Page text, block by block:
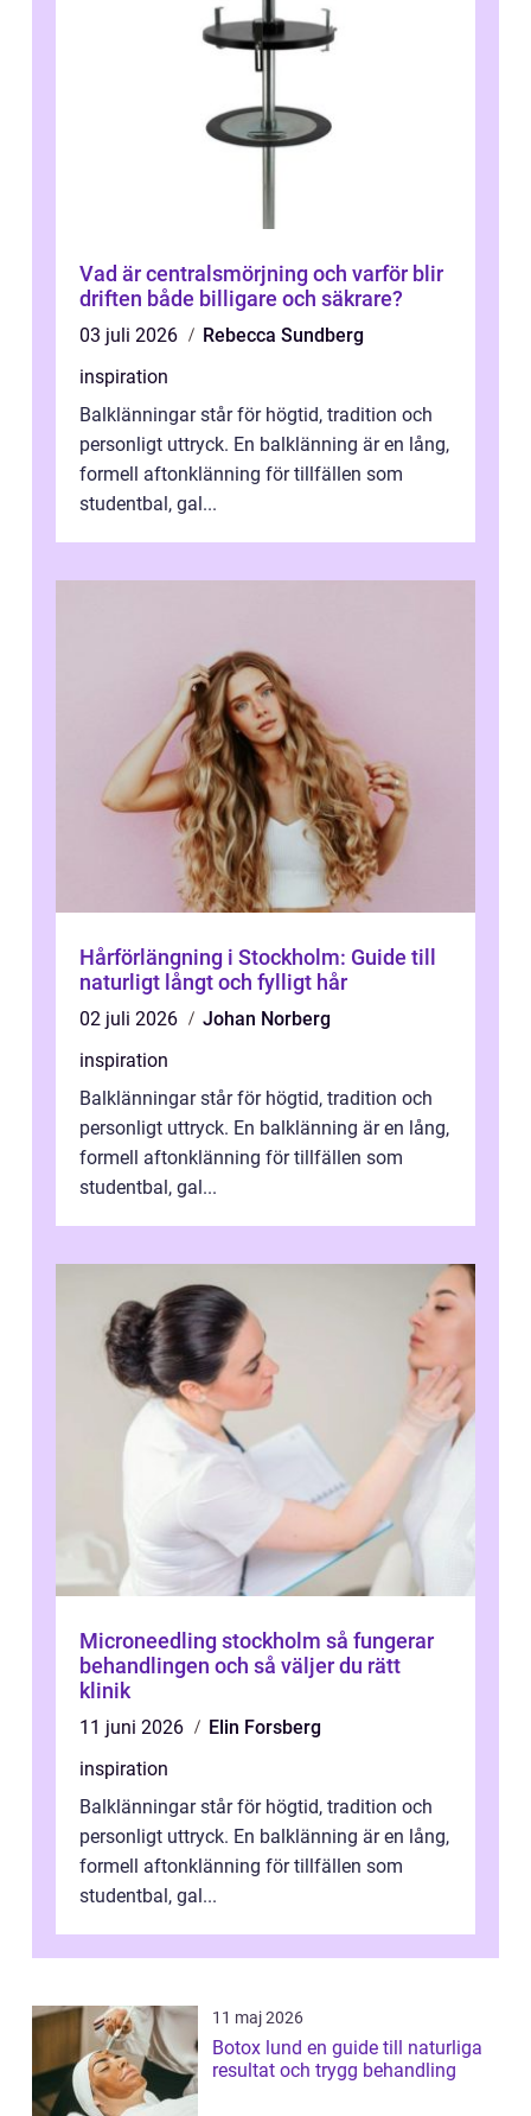
Vad är centralsmörjning och varför blir
driften både billigare och säkrare?
03 juli 2026
Rebecca Sundberg
inspiration
Balklänningar står för högtid, tradition och
personligt uttryck. En balklänning är en lång,
formell aftonklänning för tillfällen som
studentbal, gal...
Hårförlängning i Stockholm: Guide till
naturligt långt och fylligt hår
02 juli 2026
Johan Norberg
inspiration
Balklänningar står för högtid, tradition och
personligt uttryck. En balklänning är en lång,
formell aftonklänning för tillfällen som
studentbal, gal...
Microneedling stockholm så fungerar
behandlingen och så väljer du rätt
klinik
11 juni 2026
Elin Forsberg
inspiration
Balklänningar står för högtid, tradition och
personligt uttryck. En balklänning är en lång,
formell aftonklänning för tillfällen som
studentbal, gal...
11 maj 2026
Botox lund en guide till naturliga
resultat och trygg behandling